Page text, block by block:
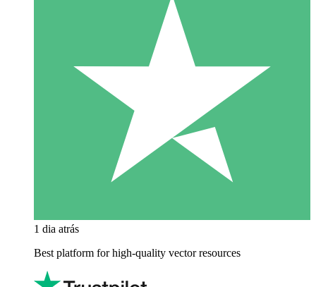
1 dia atrás
Best platform for high-quality vector resources